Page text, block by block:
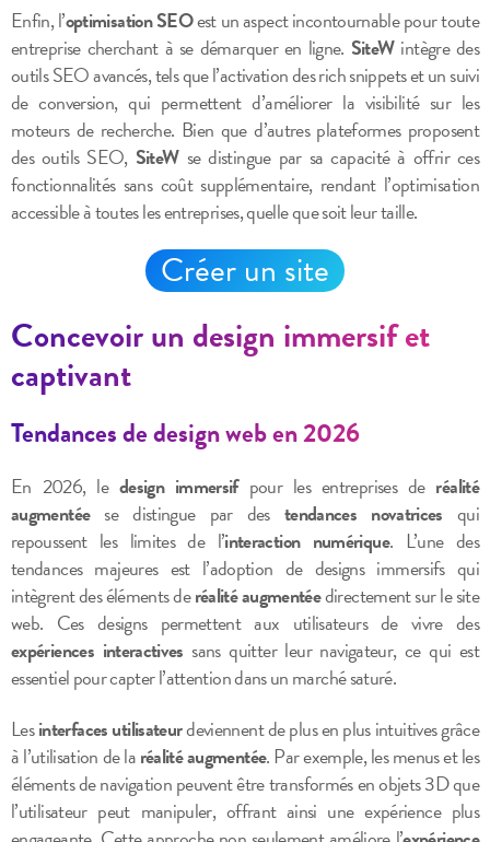
Enfin, l’optimisation SEOest un aspect incontournable pour toute
entreprise cherchant à se démarquer en ligne. SiteWintègre des
outils SEO avancés, tels que l’activation des rich snippets et un suivi
de conversion, qui permettent d’améliorer la visibilité sur les
moteurs de recherche. Bien que d’autres plateformes proposent
des outils SEO, SiteWse distingue par sa capacité à offrir ces
fonctionnalités sans coût supplémentaire, rendant l’optimisation
accessible à toutes les entreprises, quelle que soit leur taille.
Créer un site
Concevoir un design immersif et
captivant
Tendances de design web en 2026
En 2026, le design immersifpour les entreprises de réalité
augmentéese distingue par des tendances novatrices qui
repoussent les limites de l’interaction numérique. L’une des
tendances majeures est l’adoption de designs immersifs qui
intègrent des éléments deréalité augmentéedirectement sur le site
web. Ces designs permettent aux utilisateurs de vivre des
expériences interactives sans quitter leur navigateur, ce qui est
essentiel pour capter l’attention dans un marché saturé.
Lesinterfaces utilisateurdeviennent de plus en plus intuitives grâce
à l’utilisation de laréalité augmentée. Par exemple, les menus et les
éléments de navigation peuvent être transformés en objets 3D que
l’utilisateur peut manipuler, offrant ainsi une expérience plus